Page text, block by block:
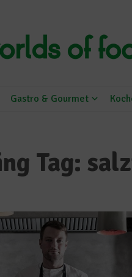
Gastro & Gourmet
Tag: